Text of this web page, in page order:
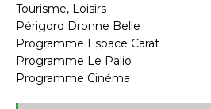
Tourisme, Loisirs
Périgord Dronne Belle
Programme Espace Carat
Programme Le Palio
Programme Cinéma